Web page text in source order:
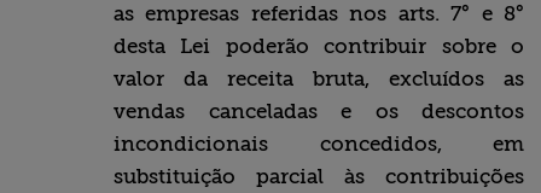
as empresas referidas nos arts. 7° e 8°
desta Lei poderão contribuir sobre o
valor da receita bruta, excluídos as
vendas canceladas e os descontos
incondicionais concedidos, em
substituição parcial às contribuições